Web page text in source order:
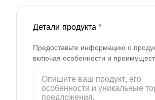
Детали продукта *
Предоставьте информацию о
включая особенности и